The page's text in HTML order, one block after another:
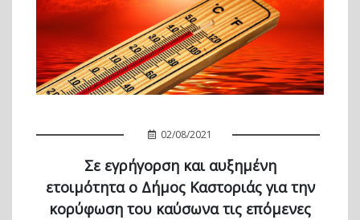
02/08/2021
Σε εγρήγορση και αυξημένη
ετοιμότητα ο Δήμος Καστοριάς για την
κορύφωση του καύσωνα τις επόμενες